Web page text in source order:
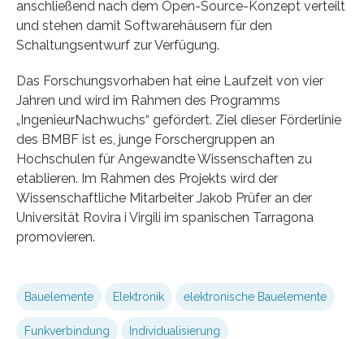
anschließend nach dem Open-Source-Konzept verteilt
und stehen damit Softwarehäusern für den
Schaltungsentwurf zur Verfügung.
Das Forschungsvorhaben hat eine Laufzeit von vier
Jahren und wird im Rahmen des Programms
„IngenieurNachwuchs“ gefördert. Ziel dieser Förderlinie
des BMBF ist es, junge Forschergruppen an
Hochschulen für Angewandte Wissenschaften zu
etablieren. Im Rahmen des Projekts wird der
Wissenschaftliche Mitarbeiter Jakob Prüfer an der
Universität Rovira i Virgili im spanischen Tarragona
promovieren.
Bauelemente Elektronik elektronische Bauelemente
Funkverbindung Individualisierung